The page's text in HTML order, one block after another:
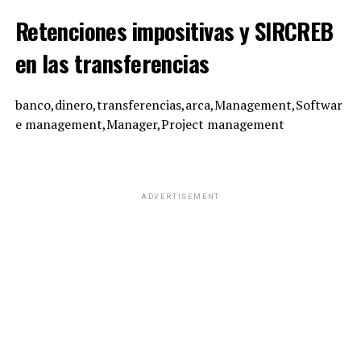
Retenciones impositivas y SIRCREB
en las transferencias
banco,dinero,transferencias,arca,Management,Softwar
e management,Manager,Project management
ADVERTISEMENT